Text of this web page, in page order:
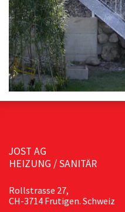
JOST AG
HEIZUNG / SANITÄR
Rollstrasse 27,
CH-3714 Frutigen. Schweiz